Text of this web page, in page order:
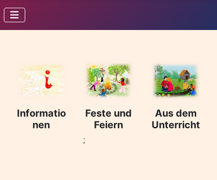
Informatio
nen
Feste und
Feiern
;
Aus dem
Unterricht